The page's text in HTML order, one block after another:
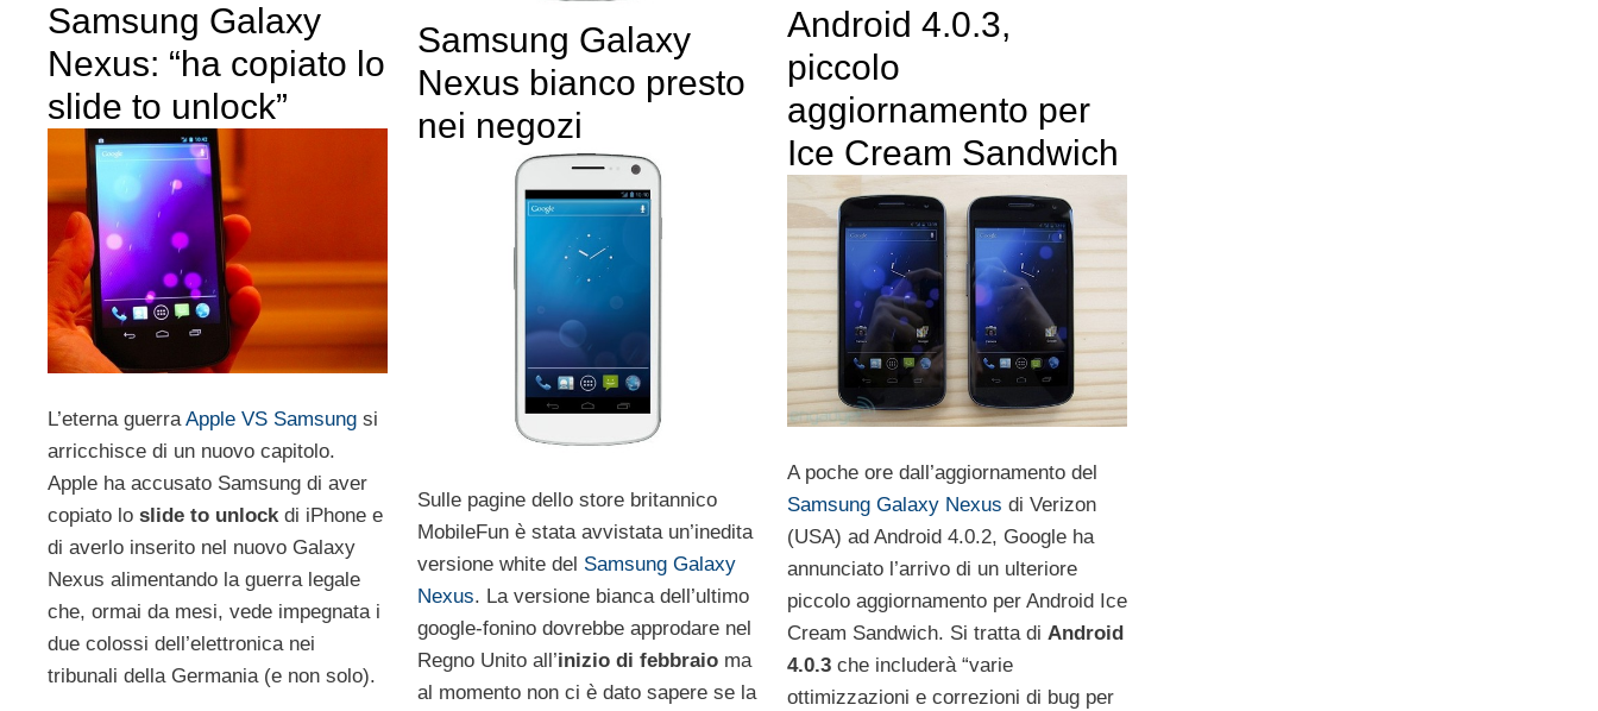
Samsung Galaxy
Nexus: “ha copiato lo
slide to unlock”
L’eterna guerraApple VS Samsung si
arricchisce di un nuovo capitolo.
Apple ha accusato Samsung di aver
copiato lo slide to unlockdi iPhone e
di averlo inserito nel nuovo Galaxy
Nexus alimentando la guerra legale
che, ormai da mesi, vede impegnata i
due colossi dell’elettronica nei
tribunali della Germania (e non solo).
Samsung Galaxy
Nexus bianco presto
nei negozi
Sulle pagine dello store britannico
MobileFun è stata avvistata un’inedita
versione white del Samsung Galaxy
Nexus. La versione bianca dell’ultimo
google-fonino dovrebbe approdare nel
Regno Unito all’inizio di febbraioma
al momento non ci è dato sapere se la
Android 4.0.3,
piccolo
aggiornamento per
Ice Cream Sandwich
A poche ore dall’aggiornamento del
Samsung Galaxy Nexus di Verizon
(USA) ad Android 4.0.2, Google ha
annunciato l’arrivo di un ulteriore
piccolo aggiornamento per Android Ice
Cream Sandwich. Si tratta di Android
4.0.3che includerà “varie
ottimizzazioni e correzioni di bug per